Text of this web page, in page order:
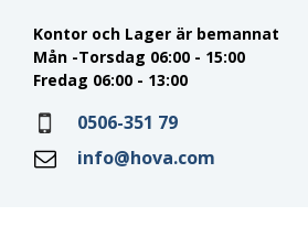
Kontor och Lager är bemannat
Mån -Torsdag 06:00 - 15:00
Fredag 06:00 - 13:00
0506-351 79
info@hova.com